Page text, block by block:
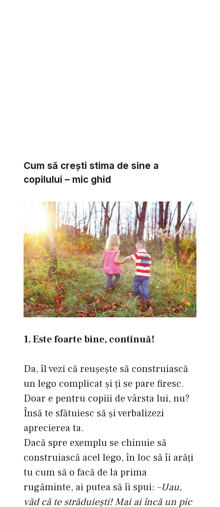
Cum să creşti stima de sine a
copilului – mic ghid
1. Este foarte bine, continuă!
Da, îl vezi că reuşeşte să construiască
un lego complicat şi ţi se pare firesc.
Doar e pentru copiii de vârsta lui, nu?
Însă te sfătuiesc să şi verbalizezi
aprecierea ta.
Dacă spre exemplu se chinuie să
construiască acel lego, în loc să îi arăţi
tu cum să o facă de la prima
rugăminte, ai putea să îi spui: –Uau,
văd că te străduieşti! Mai ai încă un pic